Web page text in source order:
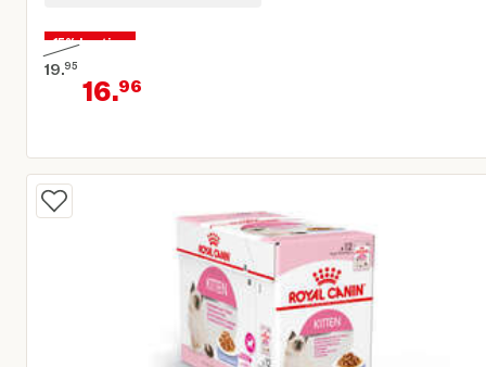
15% korting
19.95
Oorspronkelijke prijs € 19,95
16.96
Huidige prijs € 16,96